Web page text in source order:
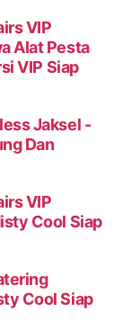
VIP
Alat Pesta
VIP Siap
Jaksel -
Dan
VIP
Cool Siap
Cool Siap